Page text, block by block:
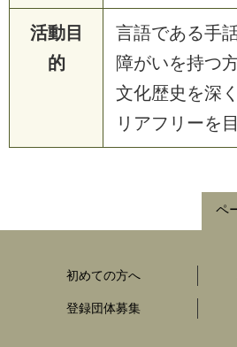
活動目
的
言語である手
障がいを持つ
文化歴史を深
リアフリーを
ペ
初めての方へ
登録団体募集